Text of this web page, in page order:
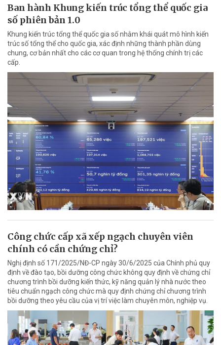
Ban hành Khung kiến trúc tổng thể quốc gia
số phiên bản 1.0
Khung kiến trúc tổng thể quốc gia số nhằm khái quát mô hình kiến
trúc số tổng thể cho quốc gia, xác định những thành phần dùng
chung, cơ bản nhất cho các cơ quan trong hệ thống chính trị các
cấp.
Công chức cấp xã xếp ngạch chuyên viên
chính có cần chứng chỉ?
Nghị định số 171/2025/NĐ-CP ngày 30/6/2025 của Chính phủ quy
định về đào tạo, bồi dưỡng công chức không quy định về chứng chỉ
chương trình bồi dưỡng kiến thức, kỹ năng quản lý nhà nước theo
tiêu chuẩn ngạch công chức mà quy định chứng chỉ chương trình
bồi dưỡng theo yêu cầu của vị trí việc làm chuyên môn, nghiệp vụ.